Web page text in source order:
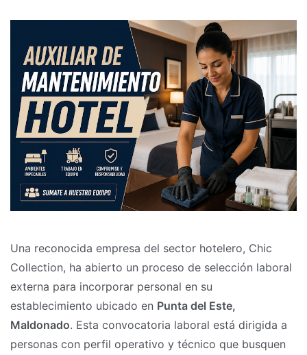
Una reconocida empresa del sector hotelero, Chic
Collection, ha abierto un proceso de selección laboral
externa para incorporar personal en su
establecimiento ubicado en Punta del Este,
Maldonado. Esta convocatoria laboral está dirigida a
personas con perfil operativo y técnico que busquen